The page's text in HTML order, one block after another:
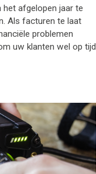
het afgelopen jaar te
Als facturen te laat
problemen
uw klanten wel op tijd